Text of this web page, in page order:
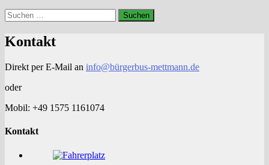
Suchen
nach:
Kontakt
Direkt per E-Mail an info@bürgerbus-mettmann.de
oder
Mobil: ‎+49 1575 1161074
Kontakt